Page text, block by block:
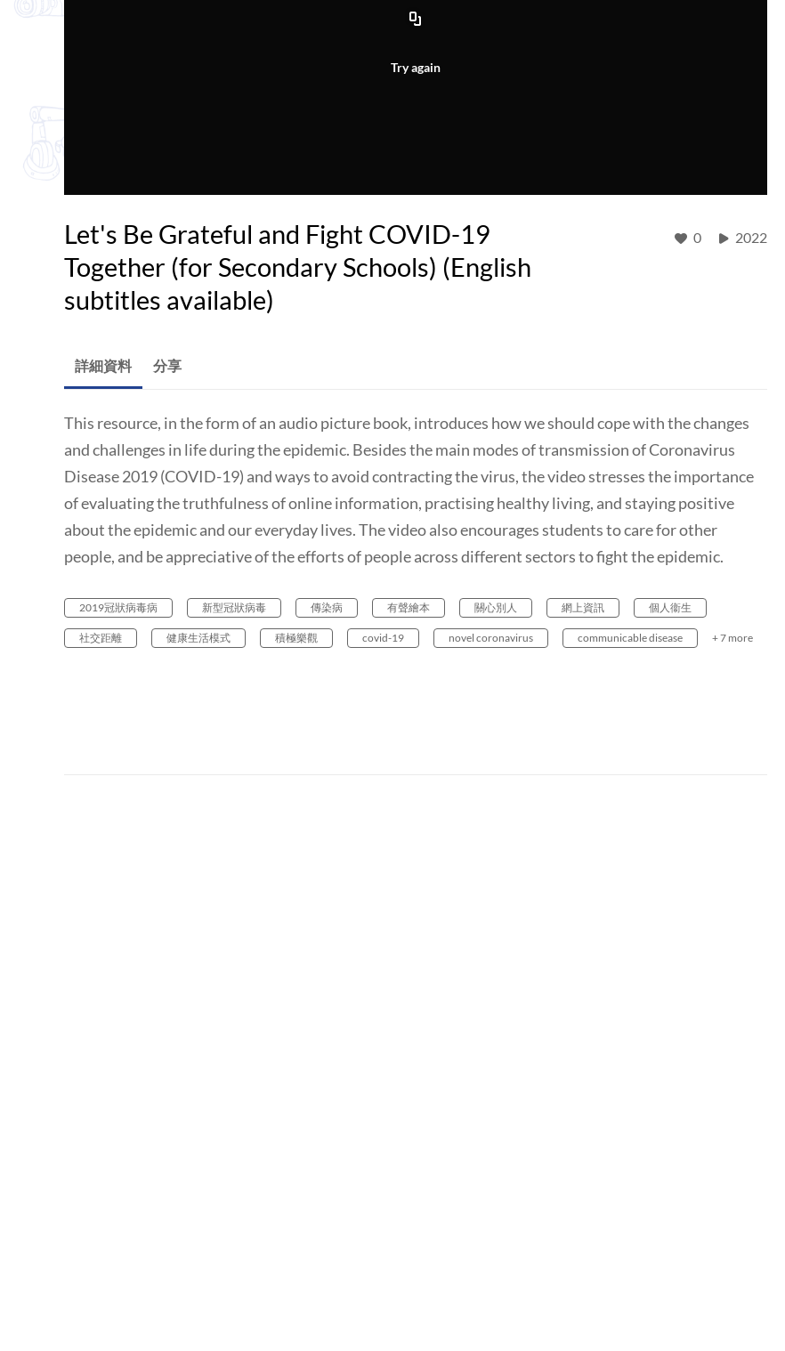
Try again
Let's Be Grateful and Fight COVID-19
Together (for Secondary Schools) (English
subtitles available)
0 2022
詳細資料 分享
This resource, in the form of an audio picture book, introduces how we should cope with the changes
and challenges in life during the epidemic. Besides the main modes of transmission of Coronavirus
Disease 2019 (COVID-19) and ways to avoid contracting the virus, the video stresses the importance
of evaluating the truthfulness of online information, practising healthy living, and staying positive
about the epidemic and our everyday lives. The video also encourages students to care for other
people, and be appreciative of the efforts of people across different sectors to fight the epidemic.
2019冠狀病毒病 新型冠狀病毒 傳染病 有聲繪本 關心別人 網上資訊 個人衞生
社交距離 健康生活模式 積極樂觀 covid-19 novel coronavirus communicable disease + 7 more